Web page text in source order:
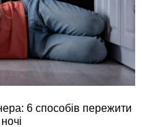
6 способів пережити